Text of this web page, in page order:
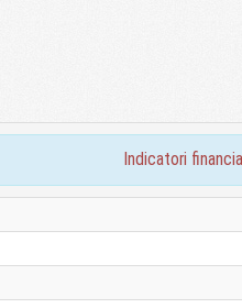
indicatori